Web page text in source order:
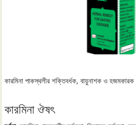
কারমিনা পাকস্থলীর শক্তিবর্ধক, বায়ুনাশক ও হজমকারক
কারমিনা ঔষৎ